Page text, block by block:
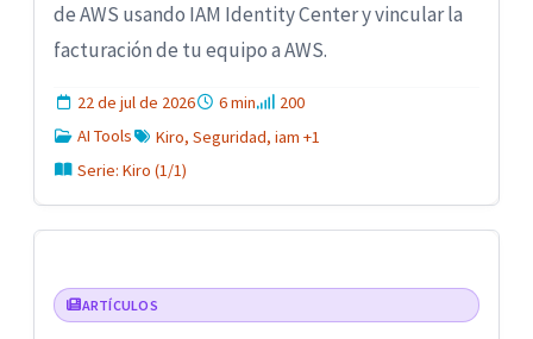
de AWS usando IAM Identity Center y vincular la
facturación de tu equipo a AWS.
22 de jul de 2026 6 min
200
AI Tools
Kiro, Seguridad, iam +1
Serie: Kiro (1/1)
ARTÍCULOS